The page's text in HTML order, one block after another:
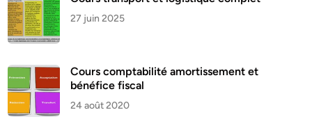
27 juin 2025
Cours comptabilité amortissement et
bénéfice fiscal
24 août 2020